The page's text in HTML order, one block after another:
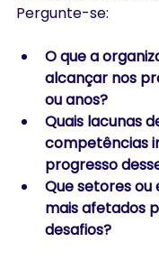
Pergunte-se:
O que a
alcançar nos
ou anos?
Quais lacunas
competências
progresso
Que setores ou
mais afetados
desafios?